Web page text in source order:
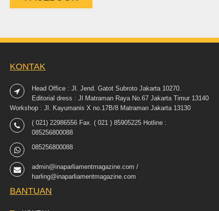
KONTAK
Head Office : Jl. Jend. Gatot Subroto Jakarta 10270.
Editorial dress : Jl Matraman Raya No.67 Jakarta Timur 13140
Workshop : Jl. Kayumanis X no.17B/8 Matraman Jakarta 13130
( 021) 22986556 Fax. ( 021 ) 85905225 Hotline :
085256800088
085256800088
admin@inaparliamentmagazine.com /
harling@inaparliamentmagazine.com
BANTUAN